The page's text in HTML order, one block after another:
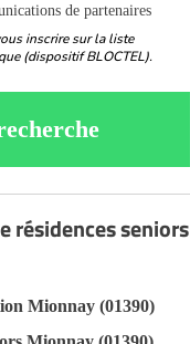
de partenaires
inscrire sur la liste
(dispositif BLOCTEL).
résidences seniors
Mionnay (01390)